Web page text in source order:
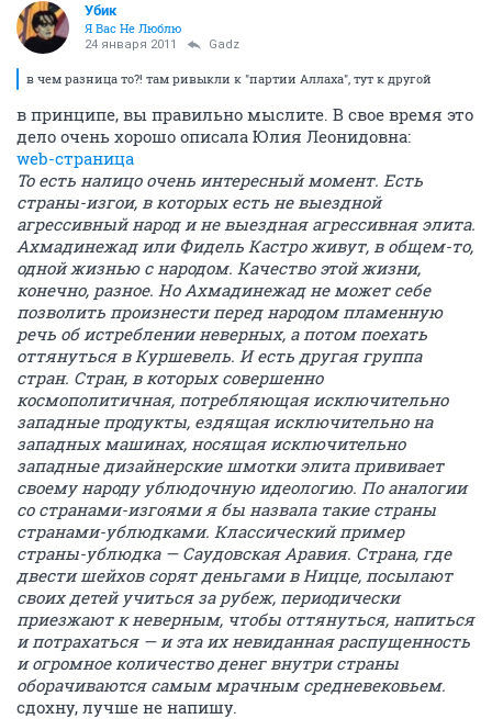
Убик
Я Вас Не Люблю
24 января 2011 Gadz
в чем разница то?! там ривыкли к "партии Аллаха", тут к другой
в принципе, вы правильно мыслите. В свое время это
дело очень хорошо описала Юлия Леонидовна:
web-страница
То есть налицо очень интересный момент. Есть
страны-изгои, в которых есть не выездной
агрессивный народ и не выездная агрессивная элита.
Ахмадинежад или Фидель Кастро живут, в общем-то,
одной жизнью с народом. Качество этой жизни,
конечно, разное. Но Ахмадинежад не может себе
позволить произнести перед народом пламенную
речь об истреблении неверных, а потом поехать
оттянуться в Куршевель. И есть другая группа
стран. Стран, в которых совершенно
космополитичная, потребляющая исключительно
западные продукты, ездящая исключительно на
западных машинах, носящая исключительно
западные дизайнерские шмотки элита прививает
своему народу ублюдочную идеологию. По аналогии
со странами-изгоями я бы назвала такие страны
странами-ублюдками. Классический пример
страны-ублюдка — Саудовская Аравия. Страна, где
двести шейхов сорят деньгами в Ницце, посылают
своих детей учиться за рубеж, периодически
приезжают к неверным, чтобы оттянуться, напиться
и потрахаться — и эта их невиданная распущенность
и огромное количество денег внутри страны
оборачиваются самым мрачным средневековьем.
сдохну, лучше не напишу.